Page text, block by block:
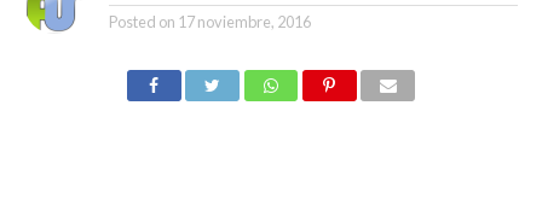
Posted on 17 noviembre, 2016